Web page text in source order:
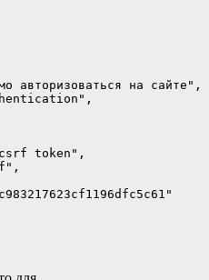
авторизоваться на сайте",
token",